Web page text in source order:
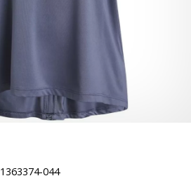
1363374-044